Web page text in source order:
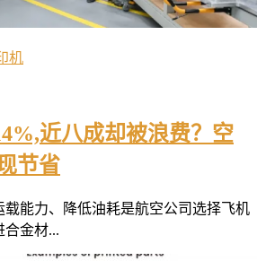
机
近八成却被浪费？空
节省
载能力、降低油耗是航空公司选择飞机
合金材...